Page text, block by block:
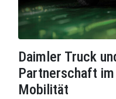
Daimler Truck
Partnerschaft
Mobilität